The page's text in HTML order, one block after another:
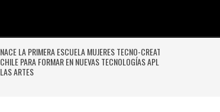
NACE LA PRIMERA ESCUELA MUJERES TECNO-CREATIVAS DE
CHILE PARA FORMAR EN NUEVAS TECNOLOGÍAS APLICADAS A
LAS ARTES